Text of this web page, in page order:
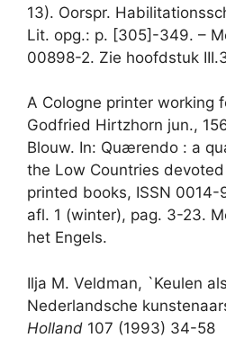
13). Oorspr.
Lit. opg.: p. [305]-349. –
00898-2. Zie hoofdstuk
A Cologne printer working
Godfried Hirtzhorn jun.,
Blouw. In: Quærendo : a
the Low Countries
printed books, ISSN 0014-
afl. 1 (winter), pag. 3-23.
het Engels.
Ilja M. Veldman, `Keulen
Nederlandsche
Holland 107 (1993) 34-58